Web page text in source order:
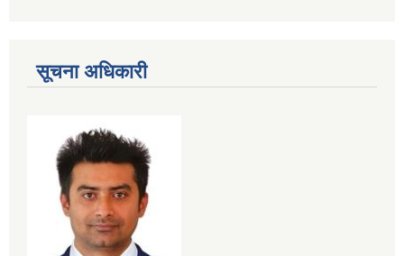
सूचना अधिकारी